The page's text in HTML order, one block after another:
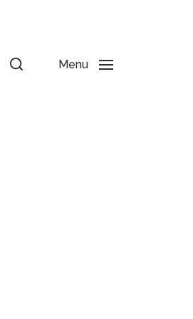
Menu